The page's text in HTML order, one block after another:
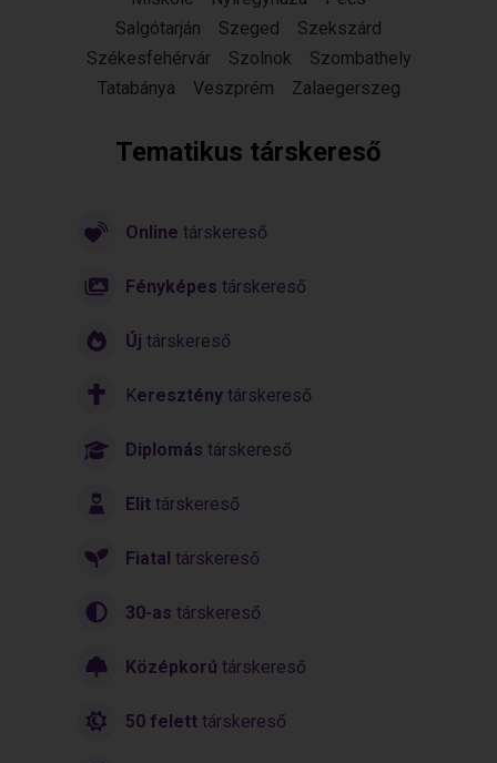
Salgótarján
Szeged
Szekszárd
Székesfehérvár
Szolnok
Szombathely
Tatabánya
Veszprém Zalaegerszeg
Tematikus társkereső
Online társkereső
Fényképes társkereső
Új társkereső
Keresztény társkereső
Diplomás társkereső
Elit társkereső
Fiatal társkereső
30-as társkereső
Középkorú társkereső
50 felett társkereső